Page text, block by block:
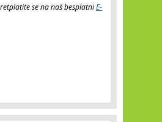
se na naš besplatniE-